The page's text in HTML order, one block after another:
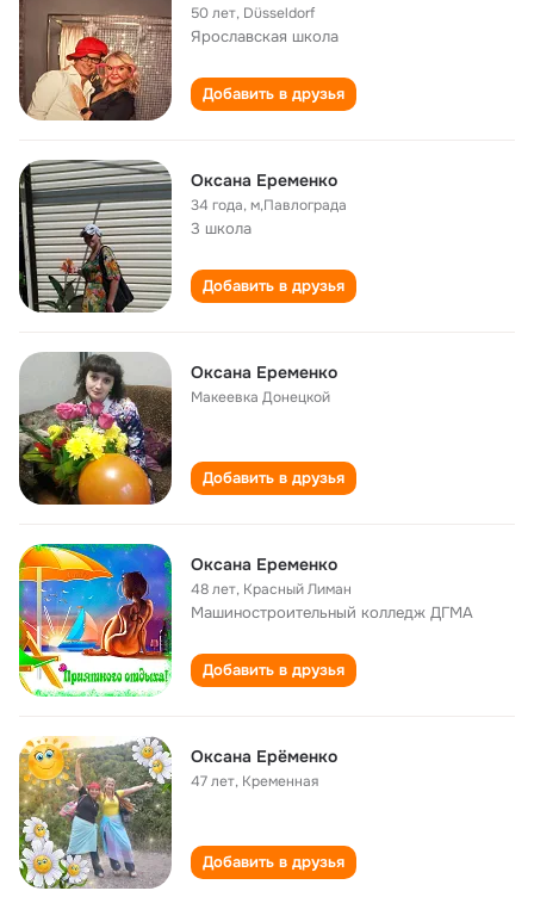
50 лет, Düsseldorf
Ярославская школа
Добавить в друзья
Оксана Еременко
34 года,м,Павлограда
3 школа
Добавить в друзья
Оксана Еременко
Макеевка Донецкой
Добавить в друзья
Оксана Еременко
48 лет, Красный Лиман
Машиностроительный колледж ДГМА
Добавить в друзья
Оксана Ерёменко
47 лет, Кременная
Добавить в друзья